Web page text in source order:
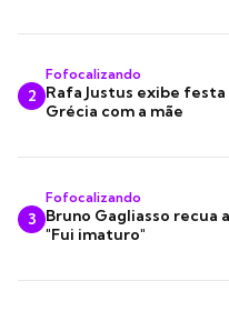
2
Fofocalizando
Rafa Justus exibe
Grécia com a mãe
3
Fofocalizando
Bruno Gagliasso
"Fui imaturo"